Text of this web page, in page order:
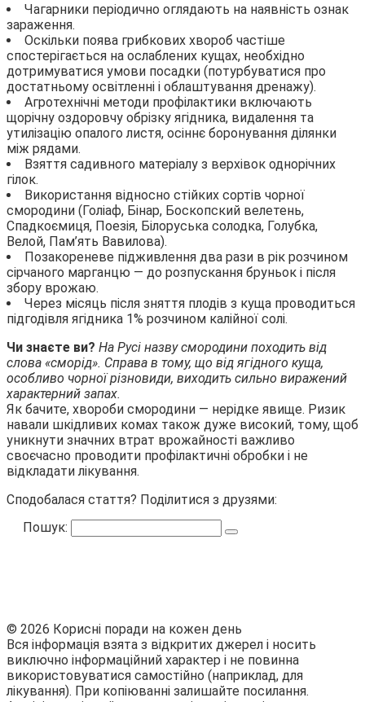
Чагарники періодично оглядають на наявність ознак
зараження.
Оскільки поява грибкових хвороб частіше
спостерігається на ослаблених кущах, необхідно
дотримуватися умови посадки (потурбуватися про
достатньому освітленні і облаштування дренажу).
Агротехнічні методи профілактики включають
щорічну оздоровчу обрізку ягідника, видалення та
утилізацію опалого листя, осіннє боронування ділянки
між рядами.
Взяття садивного матеріалу з верхівок однорічних
гілок.
Використання відносно стійких сортів чорної
смородини (Голіаф, Бінар, Боскопский велетень,
Спадкоємиця, Поезія, Білоруська солодка, Голубка,
Велой, Пам’ять Вавилова).
Позакореневе підживлення два рази в рік розчином
сірчаного марганцю — до розпускання бруньок і після
збору врожаю.
Через місяць після зняття плодів з куща проводиться
підгодівля ягідника 1% розчином калійної солі.
Чи знаєте ви? На Русі назву смородини походить від
слова «сморід». Справа в тому, що від ягідного куща,
особливо чорної різновиди, виходить сильно виражений
характерний запах.
Як бачите, хвороби смородини — нерідке явище. Ризик
навали шкідливих комах також дуже високий, тому, щоб
уникнути значних втрат врожайності важливо
своєчасно проводити профілактичні обробки і не
відкладати лікування.
Сподобалася стаття? Поділитися з друзями:
Пошук:
© 2026 Корисні поради на кожен день
Вся інформація взята з відкритих джерел і носить
виключно інформаційний характер і не повинна
використовуватися самостійно (наприклад, для
лікування). При копіюванні залишайте посилання.